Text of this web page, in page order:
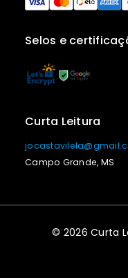
Selos e
Curta Leitura
Campo Grande, MS
© 2026 Curta